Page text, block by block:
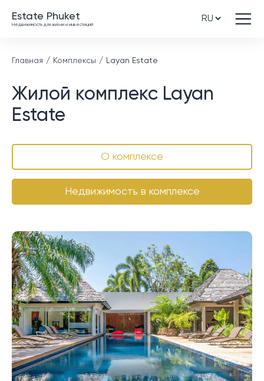
Estate Phuket
Недвижимость для жизни и инвестиций
Главная Комплексы Layan Estate
Жилой комплекс Layan
Estate
О комплексе
Недвижимость в комплексе